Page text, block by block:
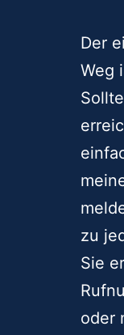
Der
Weg
zu
Sie
oder